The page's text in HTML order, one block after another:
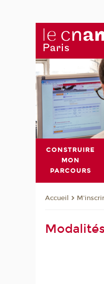
CONSTRUIRE
MON
PARCOURS
Accueil